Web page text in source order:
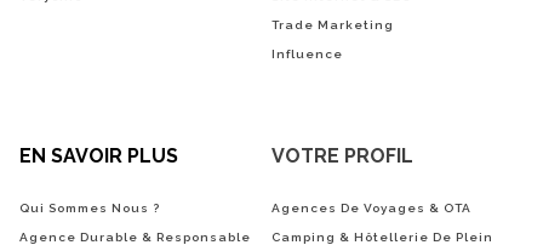
Trade Marketing
Influence
EN SAVOIR PLUS
Qui Sommes Nous ?
Agence Durable & Responsable
VOTRE PROFIL
Agences De Voyages & OTA
Camping & Hôtellerie De Plein